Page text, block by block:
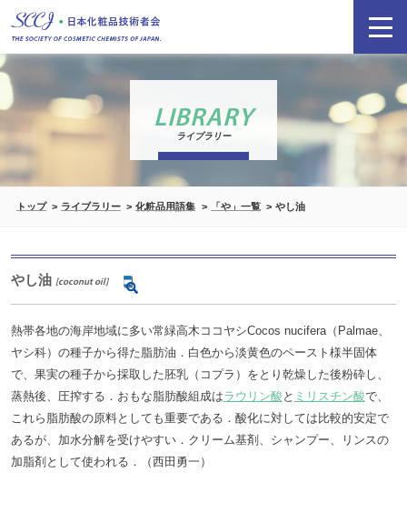
LIBRARY
ライブラリー
トップ ライブラリー 化粧品用語集 「や」一覧 やし油
やし油 [coconut oil]
熱帯各地の海岸地域に多い常緑高木ココヤシCocos nucifera（Palmae、
ヤシ科）の種子から得た脂肪油．白色から淡黄色のペースト様半固体
で、果実の種子から採取した胚乳（コプラ）をとり乾燥した後粉砕し、
蒸熱後、圧搾する．おもな脂肪酸組成はラウリン酸 と ミリスチン酸で、
これら脂肪酸の原料としても重要である．酸化に対しては比較的安定で
あるが、加水分解を受けやすい．クリーム基剤、シャンプー、リンスの
加脂剤として使われる．（西田勇一）